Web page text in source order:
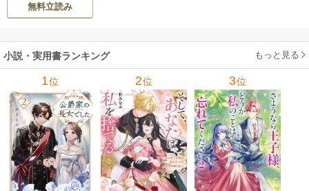
無料立読み
したか 1巻
小説・実用書ランキング もっと見る
1位 2位 3位